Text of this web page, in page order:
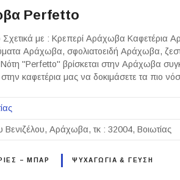
Perfetto
με : Κρεπερί Αράχωβα
Αράχωβα, σφολιατοειδή Αράχωβα,
"Perfetto" βρίσκεται στην Αράχωβα
καφετέρια μας να δοκιμάσετε τα πιο
Βενιζέλου, Αράχωβα, τκ : 32004, Βοιωτίας
– ΜΠΑΡ ΨΥΧΑΓΩΓΙΑ & ΓΕΥΣΗ